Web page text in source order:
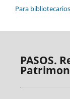
Para
PASOS.